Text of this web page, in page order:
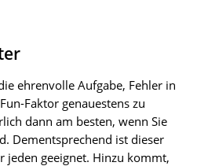
ehrenvolle Aufgabe, Fehler in
Faktor genauestens zu
dann am besten, wenn Sie
Dementsprechend ist dieser
geeignet. Hinzu kommt,